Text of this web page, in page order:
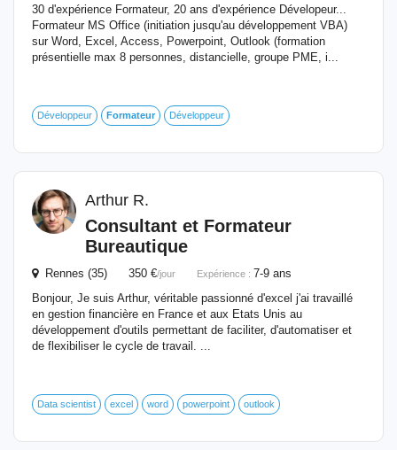
30 d'expérience Formateur, 20 ans d'expérience Dévelopeur...
Formateur MS Office (initiation jusqu'au développement VBA)
sur Word, Excel, Access, Powerpoint, Outlook (formation
présentielle max 8 personnes, distancielle, groupe PME, i...
Développeur Formateur Développeur
Arthur R.
Consultant et Formateur
Bureautique
Rennes (35) 350 €/jour Expérience : 7-9 ans
Bonjour, Je suis Arthur, véritable passionné d'excel j'ai travaillé
en gestion financière en France et aux Etats Unis au
développement d'outils permettant de faciliter, d'automatiser et
de flexibiliser le cycle de travail. ...
Data scientist excel word powerpoint outlook